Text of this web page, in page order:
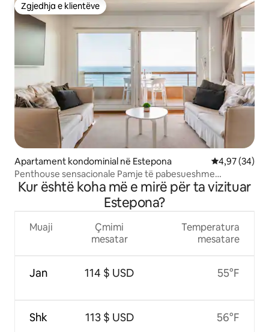
Zgjedhja e klientëve
Zgjedhja e klientëve
Apartament kondominial në Estepona Vlerësimi
4,97 (34)
Penthouse sensacionale Pamje të pabesueshme
FreeParking
Kur është koha më e mirë për ta vizituar
Estepona?
Muaji
Jan
Shk
Çmimi
mesatar
114 $ USD
113 $ USD
Temperatura
mesatare
55°F
56°F